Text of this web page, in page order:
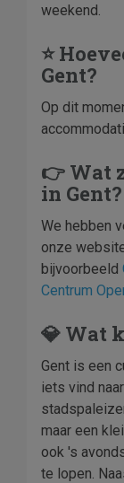
weekend.
⭐
Gent?
Op dit
👉 Wat
in Gent?
We hebben
onze
bijvoorbeeld
Centrum
💎 Wat
Gent is een
iets vind
maar een
ook 's
te lopen.